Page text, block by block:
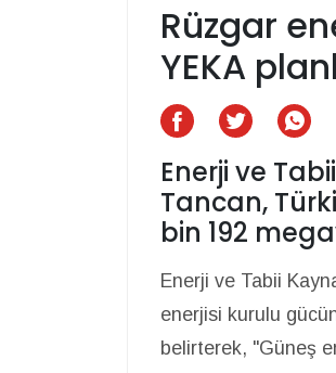
Rüzgar
YEKA
Enerji ve
Tancan,
bin 192
Enerji ve Tabii
enerjisi kurulu
belirterek, "Güneş